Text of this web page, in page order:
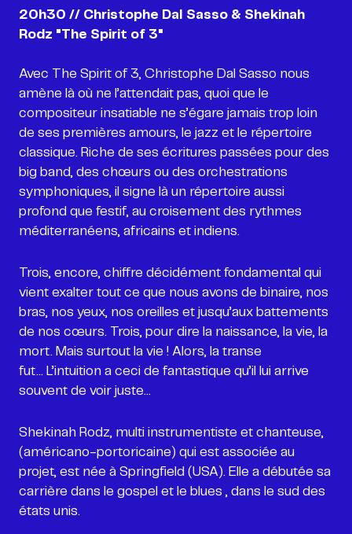
20h30 // Christophe Dal Sasso & Shekinah
Avec The Spirit of 3, Christophe Dal Sasso nous
amène là où ne l’attendait pas, quoi que le
compositeur insatiable ne s’égare jamais trop loin
de ses premières amours, le jazz et le répertoire
classique. Riche de ses écritures passées pour des
big band, des chœurs ou des orchestrations
symphoniques, il signe là un répertoire aussi
profond que festif, au croisement des rythmes
méditerranéens, africains et indiens.
Trois, encore, chiffre décidément fondamental qui
vient exalter tout ce que nous avons de binaire, nos
bras, nos yeux, nos oreilles et jusqu’aux battements
de nos cœurs. Trois, pour dire la naissance, la vie, la
mort. Mais surtout la vie ! Alors, la transe
fut... L’intuition a ceci de fantastique qu’il lui arrive
souvent de voir juste...
Shekinah Rodz, multi instrumentiste et chanteuse,
(américano-portoricaine) qui est associée au
projet, est née à Springfield (USA). Elle a débutée sa
carrière dans le gospel et le blues , dans le sud des
états unis.